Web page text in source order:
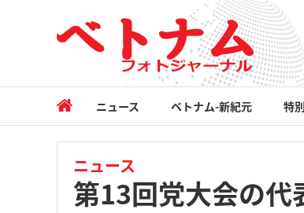
ニュース ベトナム-新紀元 特
ニュース
第13回党大会の代